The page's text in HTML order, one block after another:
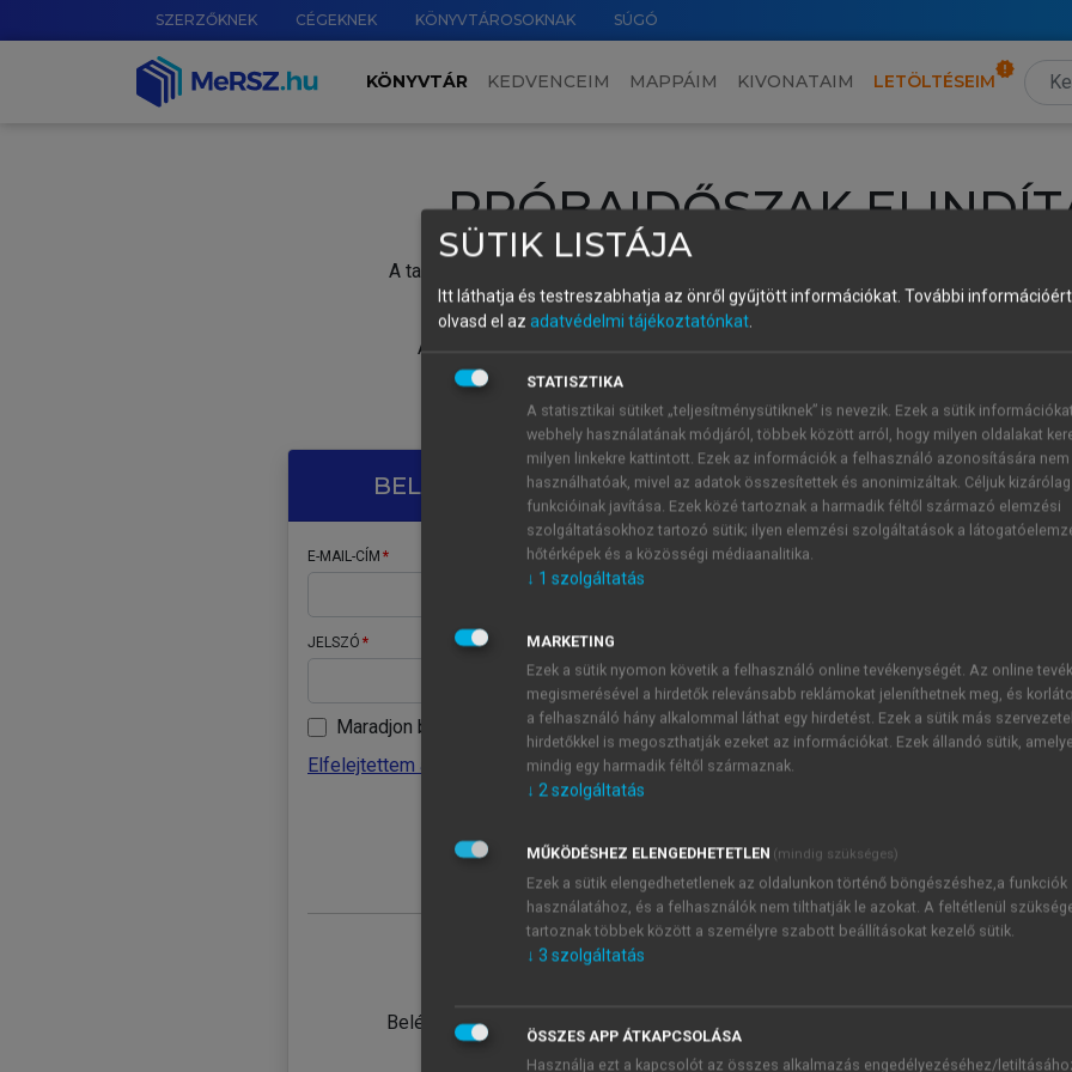
SZERZŐKNEK CÉGEKNEK KÖNYVTÁROSOKNAK SÚGÓ
KÖNYVTÁR KEDVENCEIM MAPPÁIM KIVONATAIM LETÖLTÉSEIM
PRÓBAIDŐSZAK
A tartalom megtekintéséhez lépj be a saját fiókoddal, iskolai azonosítóddal vagy
Új felhasználóként1 óra díjmentes hozzáférésrevagy
A próbaidőszak elindításához,
vagy hozz
A regisztráció után a
BELÉPÉS SAJÁT FIÓKKAL
E-MAIL-CÍM
JELSZÓ
Maradjon belépve
Elfelejtettem a jelszavamat
Belépés intézményi azonosítóval
ÚJ FIÓK
1 óra
JELSZÓ
Kérek értesítést a MeRSZ
Kérek értesítést az
SÜTIK LISTÁJA
Itt láthatja és testreszabhatja az önről gyűjtött információkat. További
olvasd el az adatvédelmi tájékoztatónkat.
STATISZTIKA
A statisztikai sütiket „teljesítménysütiknek” is nevezik. Ezek a sütik
webhely használatának módjáról, többek között arról, hogy milyen oldalakat
milyen linkekre kattintott. Ezek az információk a felhasználó azonosítására nem
használhatóak, mivel az adatok összesítettek és anonimizáltak. Céljuk
funkcióinak javítása. Ezek közé tartoznak a harmadik féltől származó elemzési
szolgáltatásokhoz tartozó sütik; ilyen elemzési szolgáltatások a
hőtérképek és a közösségi médiaanalitika.
↓ 1 szolgáltatás
MARKETING
Ezek a sütik nyomon követik a felhasználó online tevékenységét. Az online
megismerésével a hirdetők relevánsabb reklámokat jeleníthetnek meg, és
a felhasználó hány alkalommal láthat egy hirdetést. Ezek a sütik más
hirdetőkkel is megoszthatják ezeket az információkat. Ezek állandó sütik,
mindig egy harmadik féltől származnak.
↓ 2szolgáltatás
MŰKÖDÉSHEZ ELENGEDHETETLEN (mindig szükséges)
Ezek a sütik elengedhetetlenek az oldalunkon történő böngészéshez,a funkciók
használatához, és a felhasználók nem tilthatják le azokat. A feltétlenül
tartoznak többek között a személyre szabott beállításokat kezelő sütik.
↓ 3 szolgáltatás
ÖSSZES APP ÁTKAPCSOLÁSA
Használja ezt a kapcsolót az összes alkalmazás engedélyezéséhez/